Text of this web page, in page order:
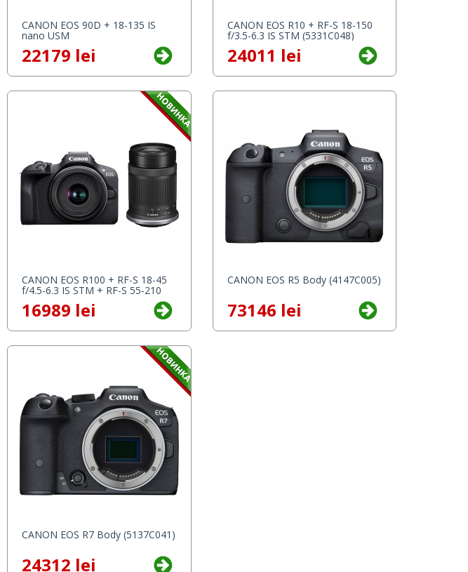
CANON EOS 90D + 18-135 IS
nano USM
22179 lei
CANON EOS R10 + RF-S 18-150
f/3.5-6.3 IS STM (5331C048)
24011 lei
CANON EOS R100 + RF-S 18-45
f/4.5-6.3 IS STM + RF-S 55-210
16989 lei
CANON EOS R5 Body (4147C005)
73146 lei
CANON EOS R7 Body (5137C041)
24312 lei